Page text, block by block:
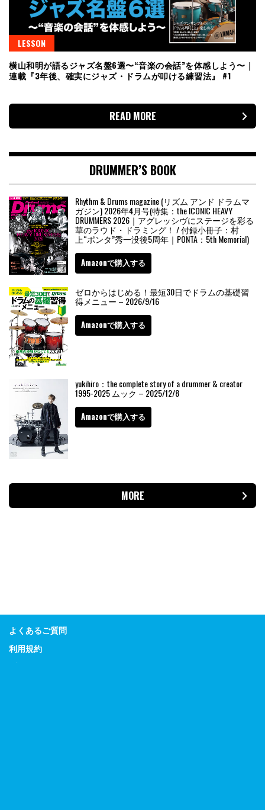
LESSON
横山和明が語るジャズ名盤6選〜“音楽の会話”を体感しよう〜｜
連載『3年後、確実にジャズ・ドラムが叩ける練習法』 #1
READ MORE
DRUMMER’S BOOK
Rhythm & Drums magazine (リズム アンド ドラムマ
ガジン) 2026年4月号(特集：the ICONIC HEAVY
DRUMMERS 2026｜アグレッシヴにステージを彩る
華のラウド・ドラミング！ / 付録小冊子：村
上“ポンタ”秀一没後5周年｜PONTA：5th Memorial)
Amazonで購入する
ゼロからはじめる！最短30日でドラムの基礎習
得メニュー – 2026/9/16
Amazonで購入する
yukihiro：the complete story of a drummer & creator
1995-2025 ムック – 2025/12/8
Amazonで購入する
MORE
よくあるご質問
利用規約
プライバシーポリシー